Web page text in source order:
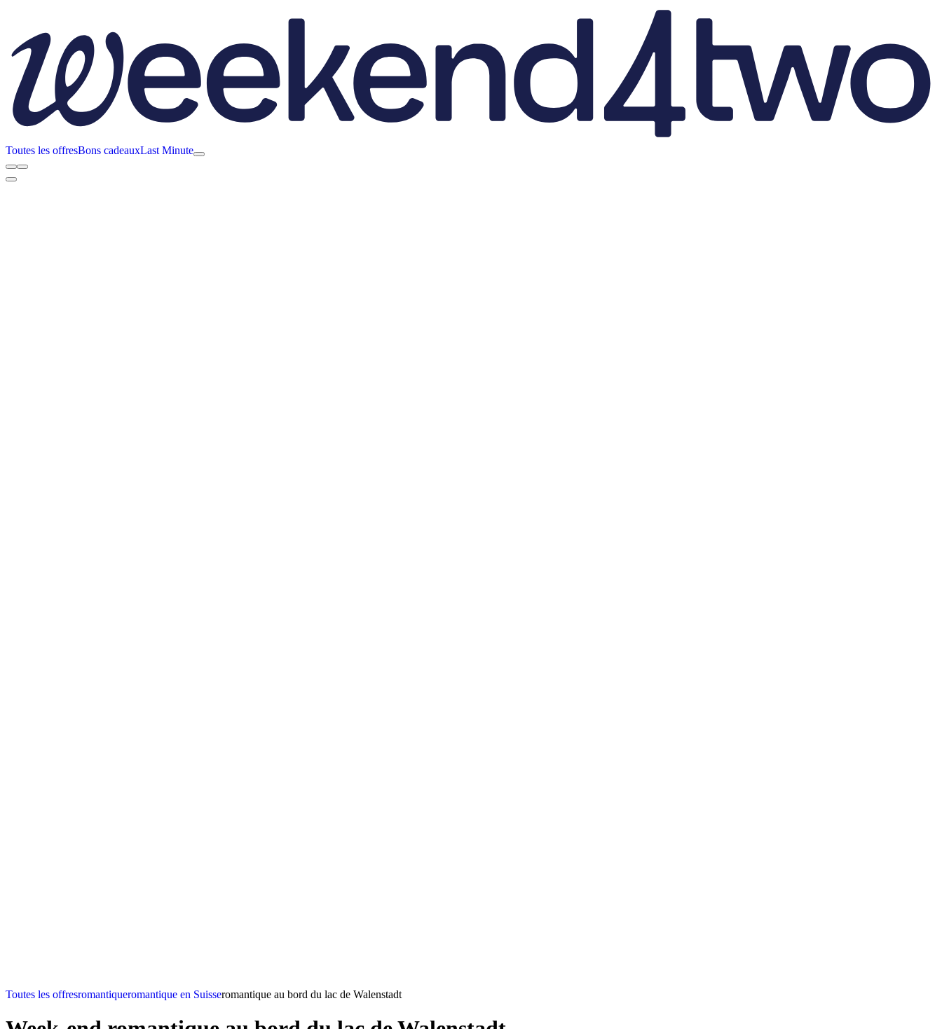
Toutes les offresBons cadeauxLast Minute
Toutes les offresromantiqueromantique en Suisseromantique au bord du lac de Walenstadt